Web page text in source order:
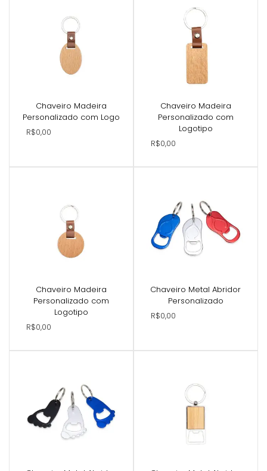
Chaveiro Madeira
Personalizado com Logo
R$0,00
Chaveiro Madeira
Personalizado com
Logotipo
R$0,00
Chaveiro Madeira
Personalizado com
Logotipo
R$0,00
Chaveiro Metal Abridor
Personalizado
R$0,00